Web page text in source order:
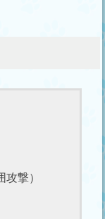
撃）